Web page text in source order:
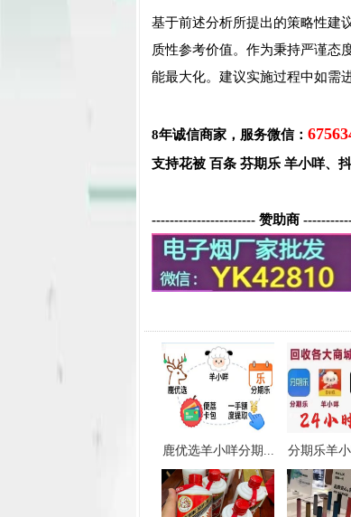
基于前述分析所提出的策略性建
质性参考价值。作为秉持严谨态
能最大化。建议实施过程中如需
8年诚信商家，服务微信：
支持花被 百条 芬期乐 羊小咩、
----------------------- 赞助商
鹿优选羊小咩分期... 分期乐羊